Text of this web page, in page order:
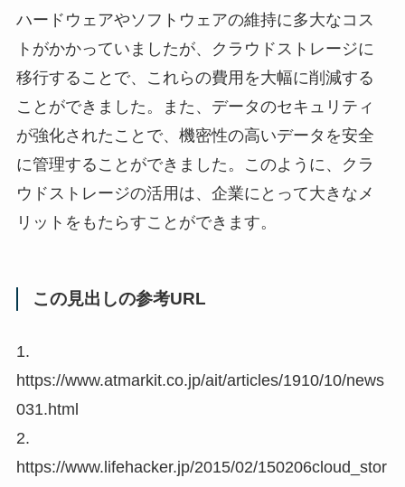
ハードウェアやソフトウェアの維持に多大なコス
トがかかっていましたが、クラウドストレージに
移行することで、これらの費用を大幅に削減する
ことができました。また、データのセキュリティ
が強化されたことで、機密性の高いデータを安全
に管理することができました。このように、クラ
ウドストレージの活用は、企業にとって大きなメ
リットをもたらすことができます。
この見出しの参考URL
1.
https://www.atmarkit.co.jp/ait/articles/1910/10/news
031.html
2.
https://www.lifehacker.jp/2015/02/150206cloud_stor